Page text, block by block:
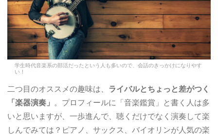
学生時代音楽系の部活だったという人も多いので、会話のきっかけになりやす
い！
二つ目のオススメの趣味は、 ライバルとちょっと差がつく
「楽器演奏」
。プロフィールに「音楽鑑賞」と書く人は多
いと思いますが、一歩進んで、聴くだけでなく演奏して楽
しんでみては？ピアノ、サックス、バイオリンが人気の楽